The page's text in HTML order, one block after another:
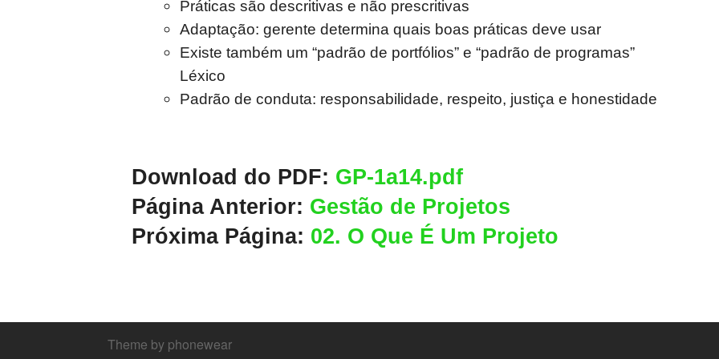
Práticas são descritivas e não prescritivas
Adaptação: gerente determina quais boas práticas deve usar
Existe também um “padrão de portfólios” e “padrão de programas”
Léxico
Padrão de conduta: responsabilidade, respeito, justiça e honestidade
Download do PDF: GP-1a14.pdf
Página Anterior: Gestão de Projetos
Próxima Página: 02. O Que É Um Projeto
Theme by phonewear